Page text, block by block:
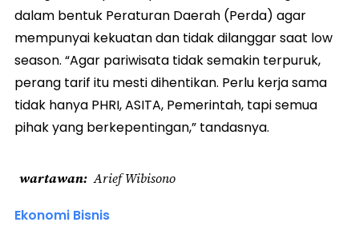
dalam bentuk Peraturan Daerah (Perda) agar
mempunyai kekuatan dan tidak dilanggar saat low
season. “Agar pariwisata tidak semakin terpuruk,
perang tarif itu mesti dihentikan. Perlu kerja sama
tidak hanya PHRI, ASITA, Pemerintah, tapi semua
pihak yang berkepentingan,” tandasnya.
wartawan Arief Wibisono
Ekonomi Bisnis